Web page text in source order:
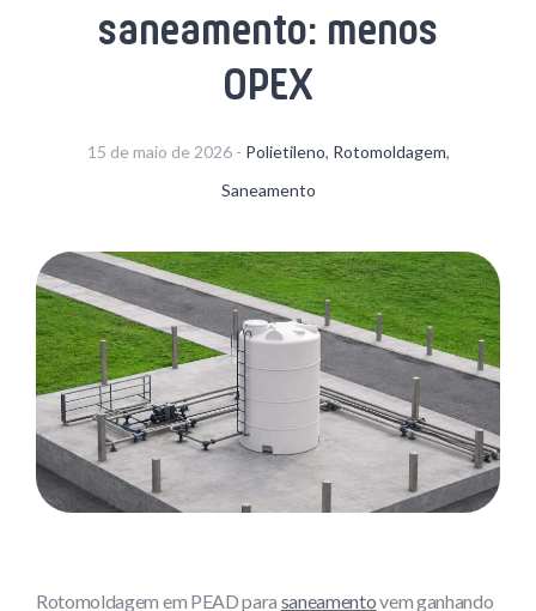
saneamento: menos
OPEX
15 de maio de 2026 - Polietileno, Rotomoldagem,
Saneamento
Rotomoldagem em PEAD para saneamentovem ganhando